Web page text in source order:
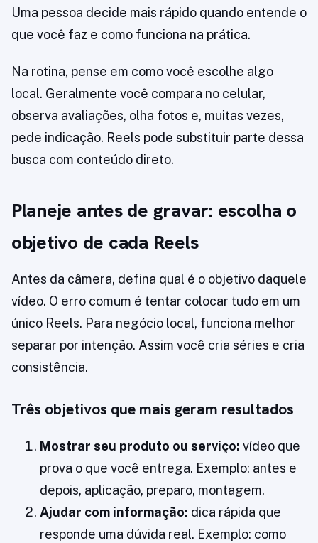
Uma pessoa decide mais rápido quando entende o
que você faz e como funciona na prática.
Na rotina, pense em como você escolhe algo
local. Geralmente você compara no celular,
observa avaliações, olha fotos e, muitas vezes,
pede indicação. Reels pode substituir parte dessa
busca com conteúdo direto.
Planeje antes de gravar: escolha o
objetivo de cada Reels
Antes da câmera, defina qual é o objetivo daquele
vídeo. O erro comum é tentar colocar tudo em um
único Reels. Para negócio local, funciona melhor
separar por intenção. Assim você cria séries e cria
consistência.
Três objetivos que mais geram resultados
Mostrar seu produto ou serviço: vídeo que
prova o que você entrega. Exemplo: antes e
depois, aplicação, preparo, montagem.
Ajudar com informação: dica rápida que
responde uma dúvida real. Exemplo: como